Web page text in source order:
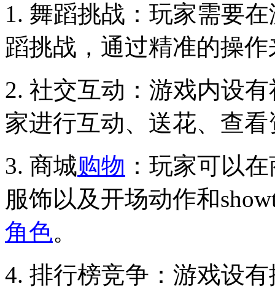
1. 舞蹈挑战：玩家需要
蹈挑战，通过精准的操
2. 社交互动：游戏内设
家进行互动、送花、查
3. 商城购物 ：玩家可以
服饰以及开场动作和
角色。
4. 排行榜竞争：游戏设